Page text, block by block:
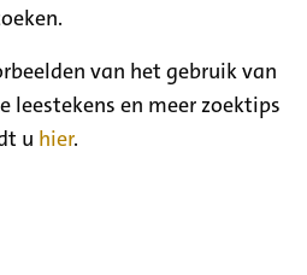
van het gebruik van
leestekens en meer zoektips
u hier.